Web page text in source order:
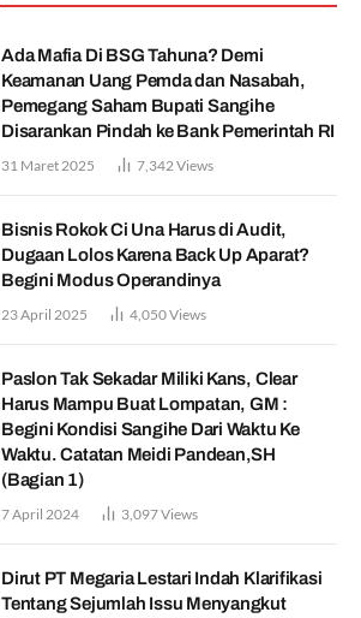
Ada Mafia Di BSG Tahuna? Demi
Keamanan Uang Pemda dan Nasabah,
Pemegang Saham Bupati Sangihe
Disarankan Pindah ke Bank Pemerintah RI
31 Maret 2025 7,342Views
Bisnis Rokok Ci Una Harus di Audit,
Dugaan Lolos Karena Back Up Aparat?
Begini Modus Operandinya
23 April 2025 4,050Views
Paslon Tak Sekadar Miliki Kans, Clear
Harus Mampu Buat Lompatan, GM :
Begini Kondisi Sangihe Dari Waktu Ke
Waktu. Catatan Meidi Pandean,SH
(Bagian 1)
7 April 2024 3,097Views
Dirut PT Megaria Lestari Indah Klarifikasi
Tentang Sejumlah Issu Menyangkut